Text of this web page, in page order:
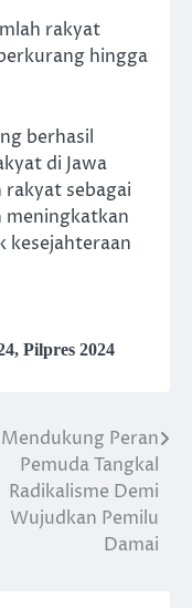
rakyat
hingga
berhasil
di Jawa
rakyat sebagai
meningkatkan
kesejahteraan
, Pilpres 2024
Mendukung Peran
Pemuda Tangkal
Radikalisme Demi
Wujudkan Pemilu
Damai